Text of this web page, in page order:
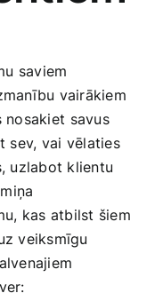
saviem
vairākiem
nosakiet⁤ savus
sev, vai ⁤vēlaties
uzlabot klientu
kas atbilst šiem
veiksmīgu